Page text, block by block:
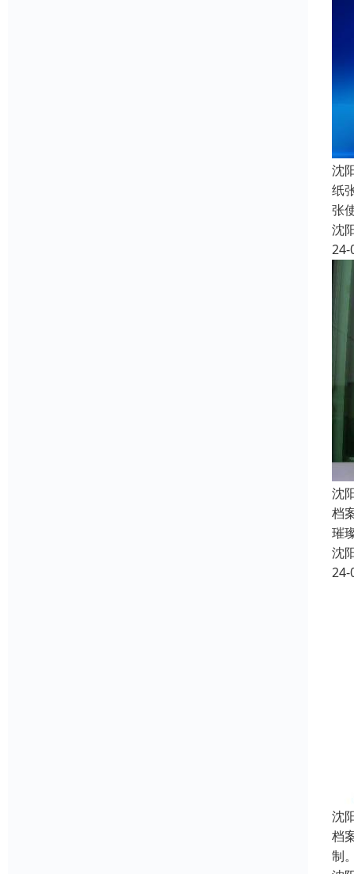
沈
纸
张
沈
24-
沈
档
璀
沈
24-
沈
档
制